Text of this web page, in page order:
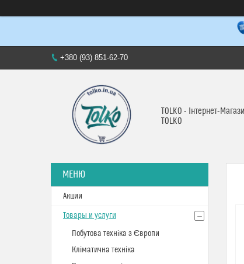
+380 (93) 851-62-70
TOLKO - Інтернет-
TOLKO
Акции
Товары и услуги
Побутова техніка з Європи
Кліматична техніка